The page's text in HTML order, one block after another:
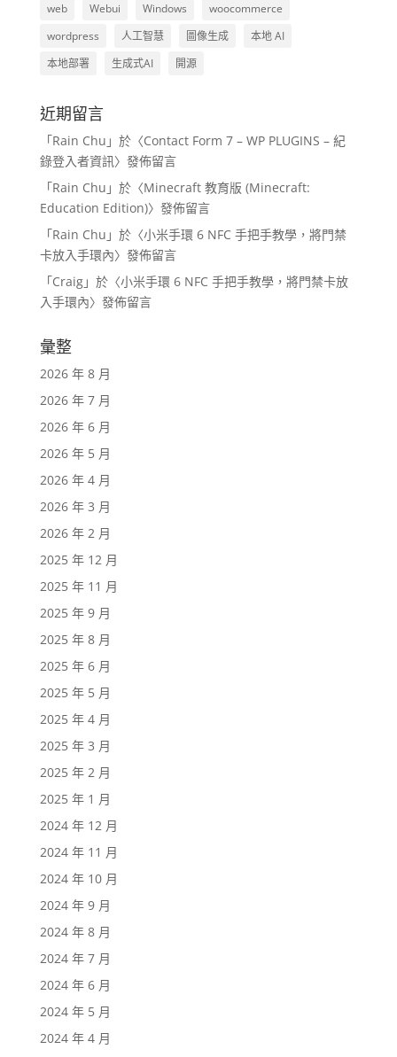
web
Webui Windows
woocommerce
wordpress
人工智慧 圖像生成
本地 AI
本地部署
生成式AI 開源
近期留言
「Rain Chu 」於〈Contact Form 7 – WP PLUGINS – 紀
錄登入者資訊〉發佈留言
「Rain Chu 」於〈Minecraft 教育版 (Minecraft:
Education Edition)〉發佈留言
「Rain Chu 」於〈小米手環 6 NFC 手把手教學，將門禁
卡放入手環內〉發佈留言
「Craig」於〈小米手環 6 NFC 手把手教學，將門禁卡放
入手環內〉發佈留言
彙整
2026 年 8 月
2026 年 7 月
2026 年 6 月
2026 年 5 月
2026 年 4 月
2026 年 3 月
2026 年 2 月
2025 年 12 月
2025 年 11 月
2025 年 9 月
2025 年 8 月
2025 年 6 月
2025 年 5 月
2025 年 4 月
2025 年 3 月
2025 年 2 月
2025 年 1 月
2024 年 12 月
2024 年 11 月
2024 年 10 月
2024 年 9 月
2024 年 8 月
2024 年 7 月
2024 年 6 月
2024 年 5 月
2024 年 4 月